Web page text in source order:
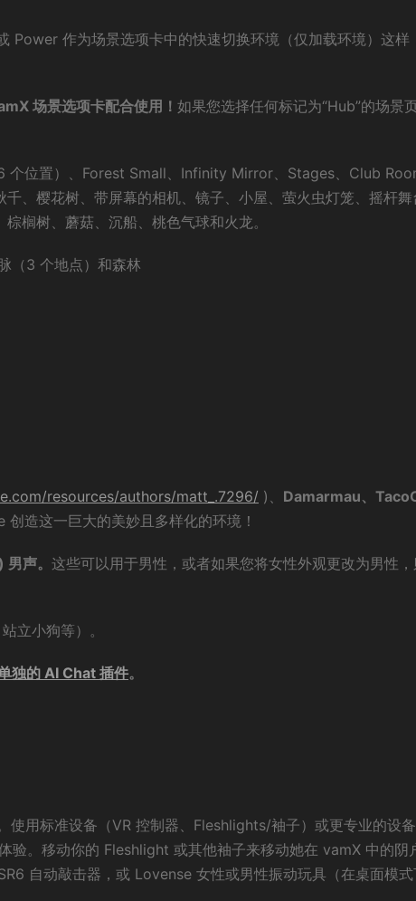
作为场景选项卡中的快速切换环境（仅加载环境）这样
场景选项卡配合使用！ 如果您选择任何标记为“Hub”的场景
位置）、Forest Small、Infinity Mirror、Stages、Club
、樱花树、带屏幕的相机、镜子、小屋、萤火虫灯笼、摇杆舞
榈树、蘑菇、沉船、桃色气球和火龙。
（3 个地点）和森林
resources/authors/matt_.7296/ )、 Damarmau、
造这一巨大的美妙且多样化的环境！
声。 这些可以用于男性，或者如果您将女性外观更改为男性
立小狗等）。
独的 AI Chat 插件。
使用标准设备（VR 控制器、Fleshlights/袖子）或更专业的设备
验。移动你的 Fleshlight 或其他袖子来移动她在 vamX 中的阴
自动敲击器，或 Lovense 女性或男性振动玩具（在桌面模